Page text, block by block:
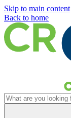
Skip to main content
Back to home